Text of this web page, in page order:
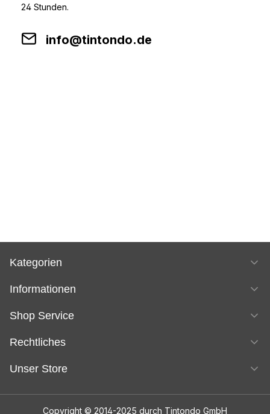
24 Stunden.
info@tintondo.de
Kategorien
Informationen
Shop Service
Rechtliches
Unser Store
Copyright © 2014-2025 durch Tintondo GmbH